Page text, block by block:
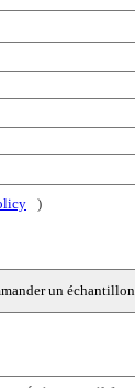
)
un échantillon